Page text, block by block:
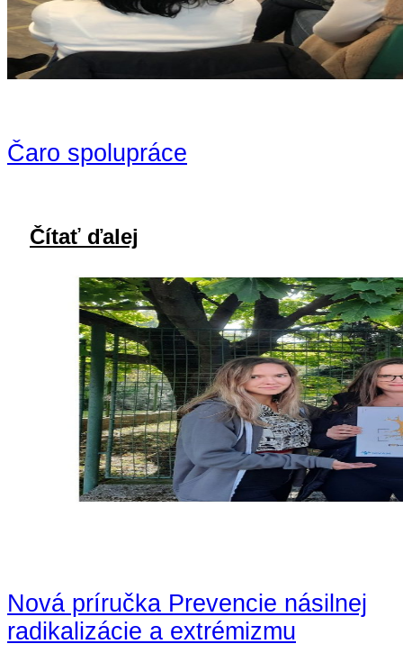
Čaro spolupráce
Čítať ďalej
Nová príručka Prevencie násilnej
radikalizácie a extrémizmu